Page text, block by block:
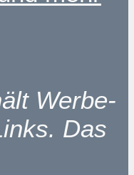
Werbe-
Das